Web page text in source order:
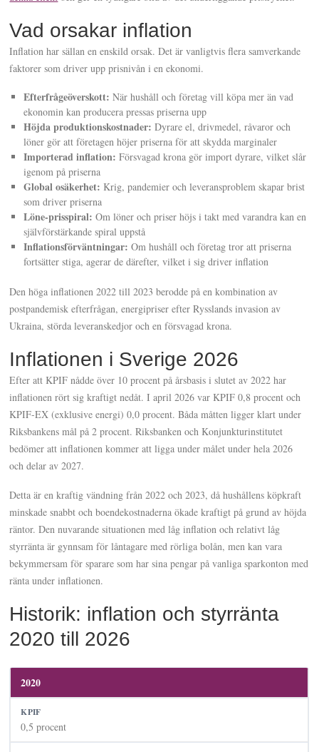
Vad orsakar inflation
Inflation har sällan en enskild orsak. Det är vanligtvis flera samverkande
faktorer som driver upp prisnivån i en ekonomi.
Efterfrågeöverskott: När hushåll och företag vill köpa mer än vad
ekonomin kan producera pressas priserna upp
Höjda produktionskostnader: Dyrare el, drivmedel, råvaror och
löner gör att företagen höjer priserna för att skydda marginaler
Importerad inflation: Försvagad krona gör import dyrare, vilket slår
igenom på priserna
Global osäkerhet: Krig, pandemier och leveransproblem skapar brist
som driver priserna
Löne-prisspiral: Om löner och priser höjs i takt med varandra kan en
självförstärkande spiral uppstå
Inflationsförväntningar: Om hushåll och företag tror att priserna
fortsätter stiga, agerar de därefter, vilket i sig driver inflation
Den höga inflationen 2022 till 2023 berodde på en kombination av
postpandemisk efterfrågan, energipriser efter Rysslands invasion av
Ukraina, störda leveranskedjor och en försvagad krona.
Inflationen i Sverige 2026
Efter att KPIF nådde över 10 procent på årsbasis i slutet av 2022 har
inflationen rört sig kraftigt nedåt. I april 2026 var KPIF 0,8 procent och
KPIF-EX (exklusive energi) 0,0 procent. Båda måtten ligger klart under
Riksbankens mål på 2 procent. Riksbanken och Konjunkturinstitutet
bedömer att inflationen kommer att ligga under målet under hela 2026
och delar av 2027.
Detta är en kraftig vändning från 2022 och 2023, då hushållens köpkraft
minskade snabbt och boendekostnaderna ökade kraftigt på grund av höjda
räntor. Den nuvarande situationen med låg inflation och relativt låg
styrränta är gynnsam för låntagare med rörliga bolån, men kan vara
bekymmersam för sparare som har sina pengar på vanliga sparkonton med
ränta under inflationen.
Historik: inflation och styrränta
2020 till 2026
2020
0,5 procent